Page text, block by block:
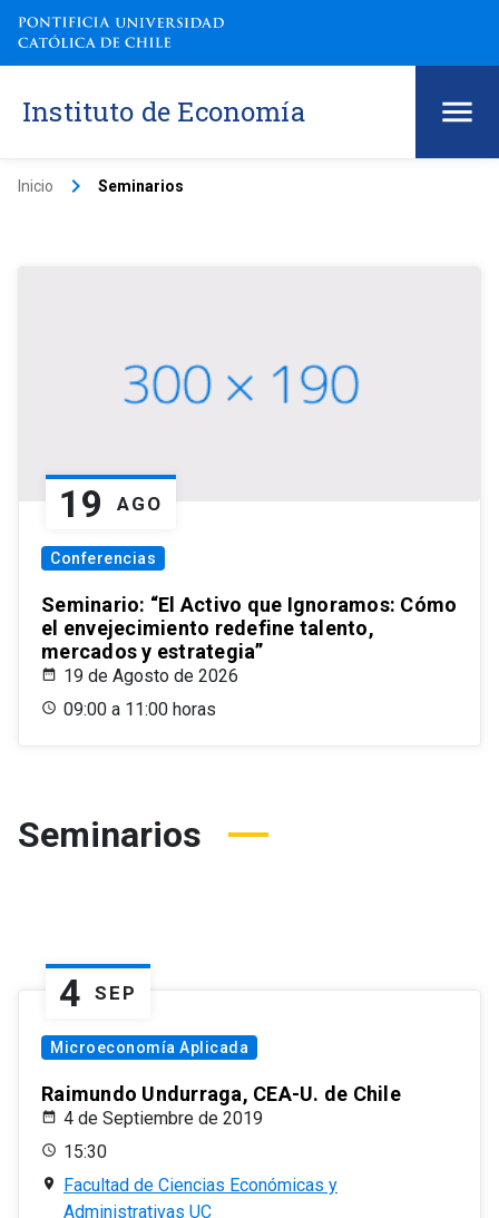
Instituto de Economía
Inicio keyboard_arrow_right Seminarios
19 AGO
Conferencias
Seminario: “El Activo que Ignoramos: Cómo
el envejecimiento redefine talento,
mercados y estrategia”
19 de Agosto de 2026
09:00 a 11:00 horas
Seminarios
4 SEP
Microeconomía Aplicada
Raimundo Undurraga, CEA-U. de Chile
4 de Septiembre de 2019
15:30
Facultad de Ciencias Económicas y
Administrativas UC